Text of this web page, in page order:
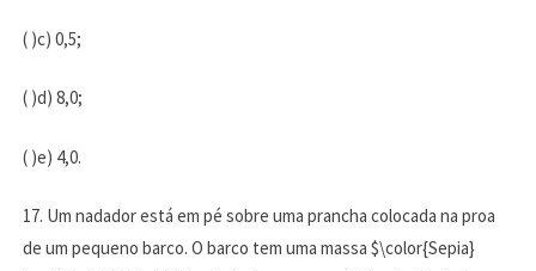
( )c) 0,5;
( )d) 8,0;
( )e) 4,0.
17. Um nadador está em pé sobre uma prancha colocada na proa
de um pequeno barco. O barco tem uma massa $\color{Sepia}